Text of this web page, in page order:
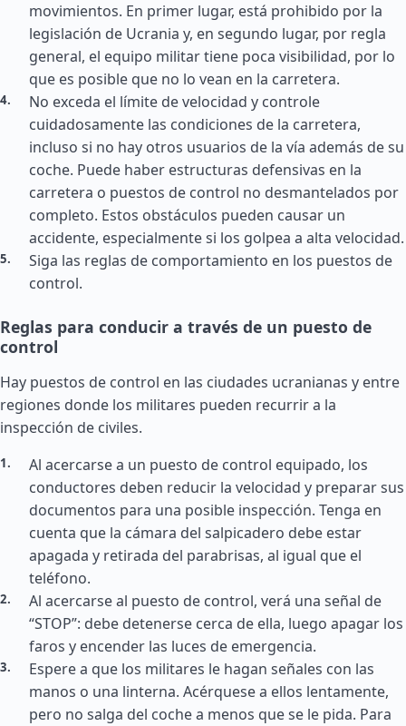
movimientos. En primer lugar, está prohibido por la
legislación de Ucrania y, en segundo lugar, por regla
general, el equipo militar tiene poca visibilidad, por lo
que es posible que no lo vean en la carretera.
No exceda el límite de velocidad y controle
cuidadosamente las condiciones de la carretera,
incluso si no hay otros usuarios de la vía además de su
coche. Puede haber estructuras defensivas en la
carretera o puestos de control no desmantelados por
completo. Estos obstáculos pueden causar un
accidente, especialmente si los golpea a alta velocidad.
Siga las reglas de comportamiento en los puestos de
control.
Reglas para conducir a través de un puesto de
control
Hay puestos de control en las ciudades ucranianas y entre
regiones donde los militares pueden recurrir a la
inspección de civiles.
Al acercarse a un puesto de control equipado, los
conductores deben reducir la velocidad y preparar sus
documentos para una posible inspección. Tenga en
cuenta que la cámara del salpicadero debe estar
apagada y retirada del parabrisas, al igual que el
teléfono.
Al acercarse al puesto de control, verá una señal de
“STOP”: debe detenerse cerca de ella, luego apagar los
faros y encender las luces de emergencia.
Espere a que los militares le hagan señales con las
manos o una linterna. Acérquese a ellos lentamente,
pero no salga del coche a menos que se le pida. Para